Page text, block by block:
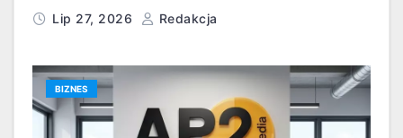
Lip 27, 2026 Redakcja
BIZNES